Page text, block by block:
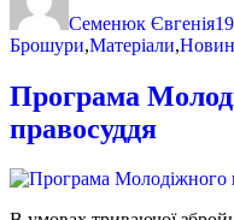
Семенюк Євгенія
Брошури,Матеріали,
Програма
правосуддя